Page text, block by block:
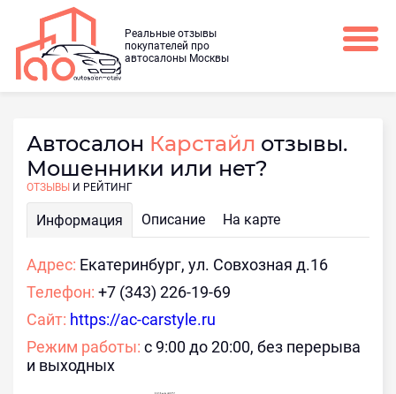
Реальные отзывы
покупателей про
автосалоны Москвы
Автосалон Карстайл отзывы.
Мошенники или нет?
ОТЗЫВЫ И РЕЙТИНГ
Информация Описание На карте
Адрес: Екатеринбург, ул. Совхозная д.16
Телефон: +7 (343) 226-19-69
Сайт: https://ac-carstyle.ru
Режим работы: с 9:00 до 20:00, без перерыва
и выходных